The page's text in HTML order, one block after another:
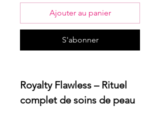
Ajouter au panier
S'abonner
Royalty Flawless – Rituel
complet de soins de peau